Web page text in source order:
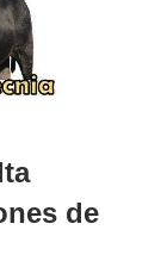
de